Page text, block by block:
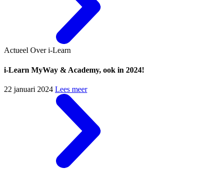
Actueel Over i-Learn
i-Learn MyWay & Academy, ook in 2024!
22 januari 2024 Lees meer